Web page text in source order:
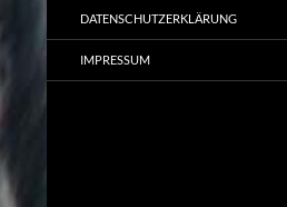
DATENSCHUTZERKLÄRUNG
IMPRESSUM